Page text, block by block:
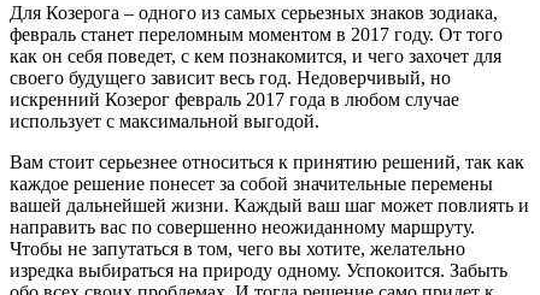
Для Козерога – одного из самых серьезных знаков зодиака,
февраль станет переломным моментом в 2017 году. От того
как он себя поведет, с кем познакомится, и чего захочет для
своего будущего зависит весь год. Недоверчивый, но
искренний Козерог февраль 2017 года в любом случае
использует с максимальной выгодой.
Вам стоит серьезнее относиться к принятию решений, так как
каждое решение понесет за собой значительные перемены
вашей дальнейшей жизни. Каждый ваш шаг может повлиять и
направить вас по совершенно неожиданному маршруту.
Чтобы не запутаться в том, чего вы хотите, желательно
изредка выбираться на природу одному. Успокоится. Забыть